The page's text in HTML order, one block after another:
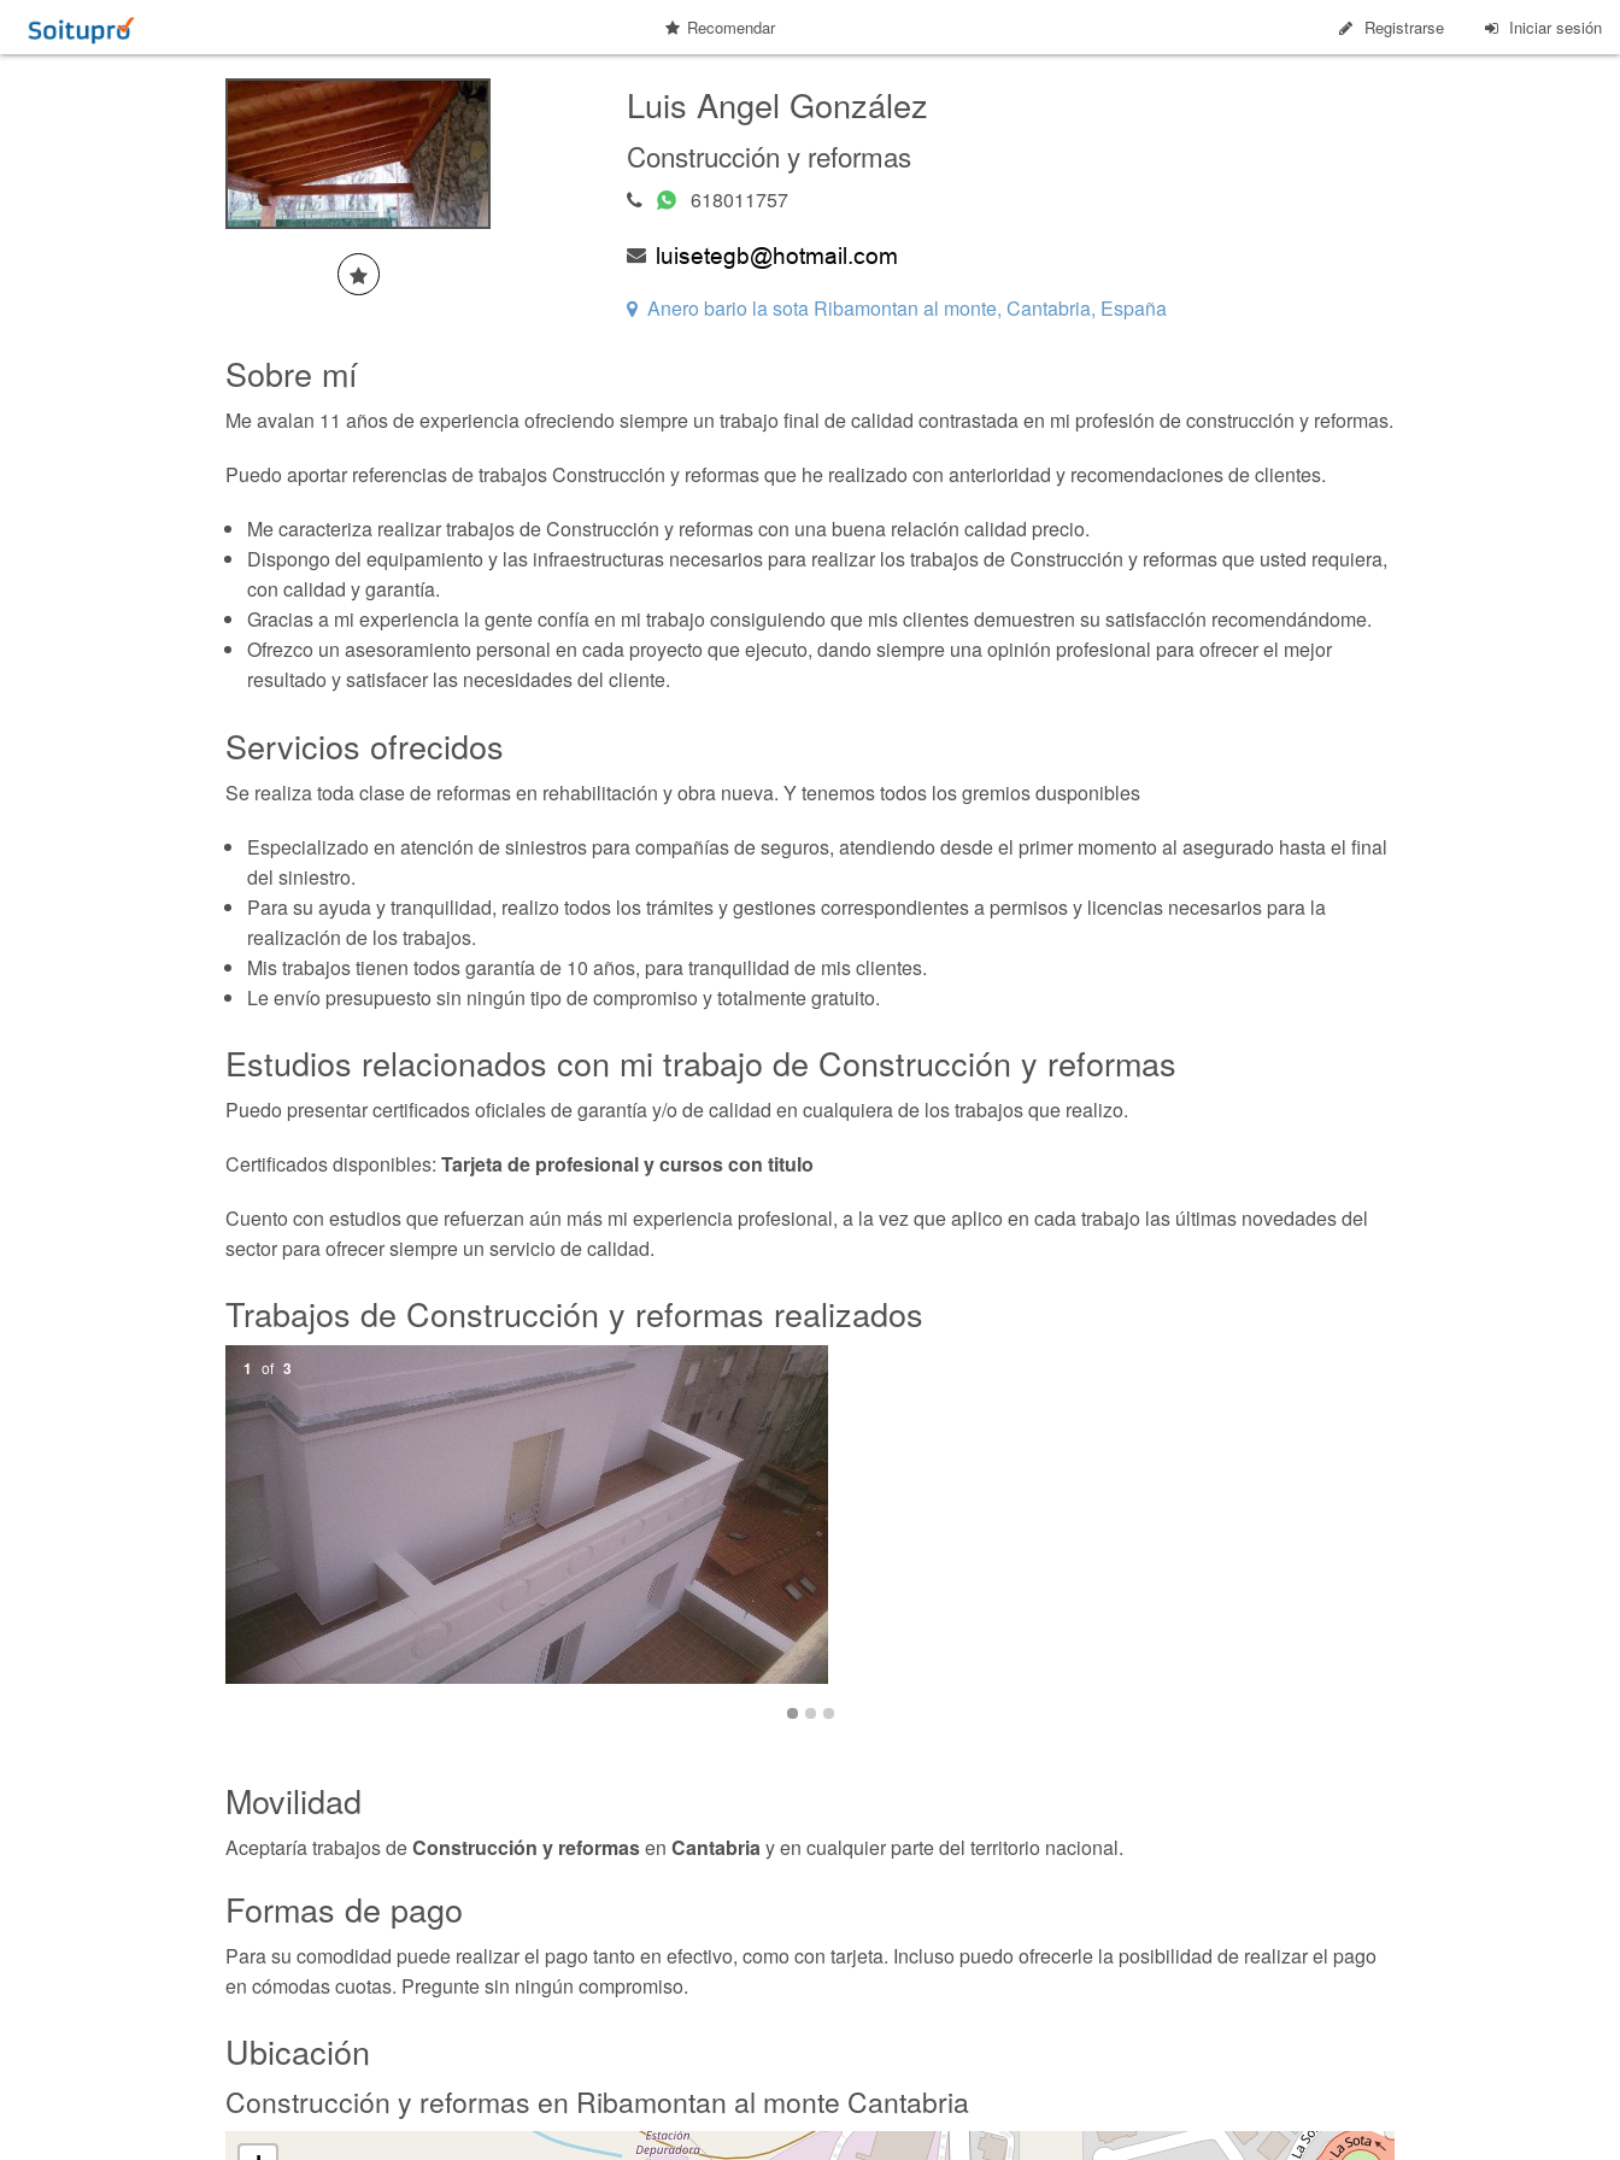
Recomendar Registrarse Iniciar sesión
Luis Angel González
Construcción y reformas
618011757
Anero bario la sota Ribamontan al monte, Cantabria, España
Sobre mí
Me avalan 11 años de experiencia ofreciendo siempre un trabajo final de calidad contrastada en mi profesión de construcción y reformas.
Puedo aportar referencias de trabajos Construcción y reformas que he realizado con anterioridad y recomendaciones de clientes.
Me caracteriza realizar trabajos de Construcción y reformas con una buena relación calidad precio.
Dispongo del equipamiento y las infraestructuras necesarios para realizar los trabajos de Construcción y reformas que usted requiera,
con calidad y garantía.
Gracias a mi experiencia la gente confía en mi trabajo consiguiendo que mis clientes demuestren su satisfacción recomendándome.
Ofrezco un asesoramiento personal en cada proyecto que ejecuto, dando siempre una opinión profesional para ofrecer el mejor
resultado y satisfacer las necesidades del cliente.
Servicios ofrecidos
Se realiza toda clase de reformas en rehabilitación y obra nueva. Y tenemos todos los gremios dusponibles
Especializado en atención de siniestros para compañías de seguros, atendiendo desde el primer momento al asegurado hasta el final
del siniestro.
Para su ayuda y tranquilidad, realizo todos los trámites y gestiones correspondientes a permisos y licencias necesarios para la
realización de los trabajos.
Mis trabajos tienen todos garantía de 10 años, para tranquilidad de mis clientes.
Le envío presupuesto sin ningún tipo de compromiso y totalmente gratuito.
Estudios relacionados con mi trabajo de Construcción y reformas
Puedo presentar certificados oficiales de garantía y/o de calidad en cualquiera de los trabajos que realizo.
Certificados disponibles: Tarjeta de profesional y cursos con titulo
Cuento con estudios que refuerzan aún más mi experiencia profesional, a la vez que aplico en cada trabajo las últimas novedades del
sector para ofrecer siempre un servicio de calidad.
Trabajos de Construcción y reformas realizados
1 of 3
Movilidad
Aceptaría trabajos deConstrucción y reformasen Cantabriay en cualquier parte del territorio nacional.
Formas de pago
Para su comodidad puede realizar el pago tanto en efectivo, como con tarjeta. Incluso puedo ofrecerle la posibilidad de realizar el pago
en cómodas cuotas. Pregunte sin ningún compromiso.
Ubicación
Construcción y reformas en Ribamontan al monte Cantabria